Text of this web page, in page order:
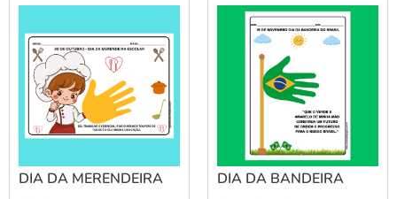
DIA DA MERENDEIRA DIA DA BANDEIRA